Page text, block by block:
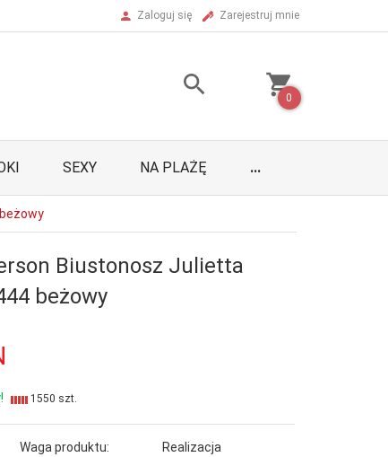
Zaloguj się Zarejestruj mnie
0
SEXY NA PLAŻĘ ...
Biustonosz Julietta
beżowy
1550 szt.
Waga produktu:
Realizacja